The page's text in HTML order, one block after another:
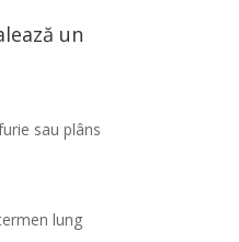
un
sau plâns
lung